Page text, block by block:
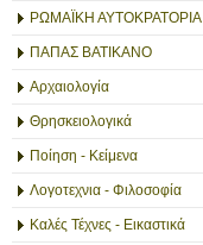
ΡΩΜΑΪΚΗ ΑΥΤΟΚΡΑΤΟΡΙΑ
ΠΑΠΑΣ ΒΑΤΙΚΑΝΟ
Αρχαιολογία
Θρησκειολογικά
Ποίηση - Κείμενα
Λογοτεχνια - Φιλοσοφία
Καλές Τέχνες - Εικαστικά